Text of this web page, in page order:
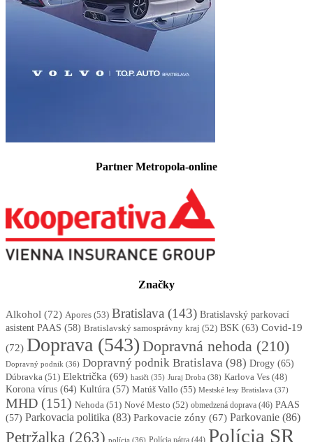
Partner Metropola-online
Značky
Alkohol (72) Apores (53) Bratislava (143) Bratislavský parkovací
asistent PAAS (58) Bratislavský samosprávny kraj (52) BSK (63) Covid-19
(72) Doprava (543) Dopravná nehoda (210)
Dopravný podnik (36) Dopravný podnik Bratislava (98) Drogy (65)
Dúbravka (51) Električka (69) hasiči (35) Juraj Droba (38) Karlova Ves (48)
Korona vírus (64) Kultúra (57) Matúš Vallo (55) Mestské lesy Bratislava (37)
MHD (151) Nehoda (51) Nové Mesto (52) obmedzená doprava (46) PAAS
(57) Parkovacia politika (83) Parkovacie zóny (67) Parkovanie (86)
Petržalka (263) polícia (36) Polícia pátra (44) Polícia SR